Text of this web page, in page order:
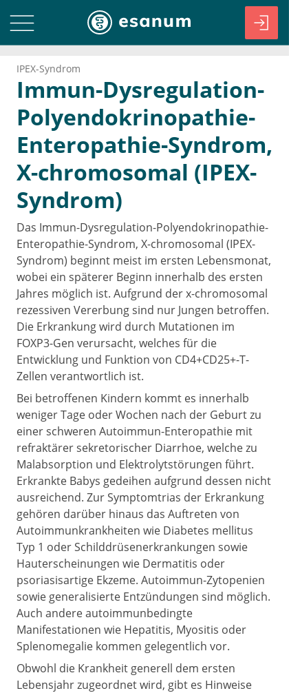
IPEX-Syndrom
Immun-Dysregulation-
Polyendokrinopathie-
Enteropathie-Syndrom,
X-chromosomal (IPEX-
Syndrom)
Das Immun-Dysregulation-Polyendokrinopathie-
Enteropathie-Syndrom, X-chromosomal (IPEX-
Syndrom) beginnt meist im ersten Lebensmonat,
wobei ein späterer Beginn innerhalb des ersten
Jahres möglich ist. Aufgrund der x-chromosomal
rezessiven Vererbung sind nur Jungen betroffen.
Die Erkrankung wird durch Mutationen im
FOXP3-Gen verursacht, welches für die
Entwicklung und Funktion von CD4+CD25+-T-
Zellen verantwortlich ist.
Bei betroffenen Kindern kommt es innerhalb
weniger Tage oder Wochen nach der Geburt zu
einer schweren Autoimmun-Enteropathie mit
refraktärer sekretorischer Diarrhoe, welche zu
Malabsorption und Elektrolytstörungen führt.
Erkrankte Babys gedeihen aufgrund dessen nicht
ausreichend. Zur Symptomtrias der Erkrankung
gehören darüber hinaus das Auftreten von
Autoimmunkrankheiten wie Diabetes mellitus
Typ 1 oder Schilddrüsenerkrankungen sowie
Hauterscheinungen wie Dermatitis oder
psoriasisartige Ekzeme. Autoimmun-Zytopenien
sowie generalisierte Entzündungen sind möglich.
Auch andere autoimmunbedingte
Manifestationen wie Hepatitis, Myositis oder
Splenomegalie kommen gelegentlich vor.
Obwohl die Krankheit generell dem ersten
Lebensjahr zugeordnet wird, gibt es Hinweise